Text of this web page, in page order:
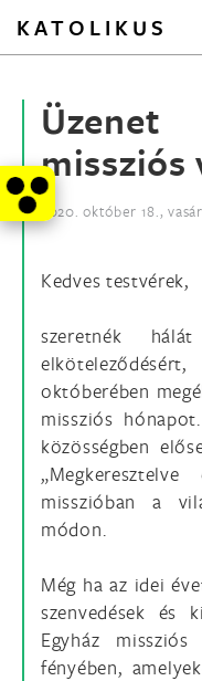
KATOLIKUS
missziós
2020. október 18.,
Kedves testvérek,
szeretnék
októberében
missziós
közösségben
misszióban a
módon.
Még ha az idei
szenvedések és
Egyház
fényében,